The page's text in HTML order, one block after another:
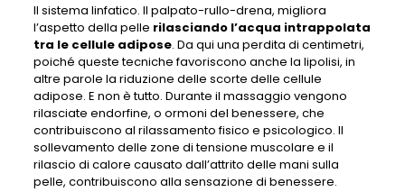
Il sistema linfatico. Il palpato-rullo-drena, migliora
l’aspetto della pelle rilasciando l’acqua intrappolata
tra le cellule adipose. Da qui una perdita di centimetri,
poiché queste tecniche favoriscono anche la lipolisi, in
altre parole la riduzione delle scorte delle cellule
adipose. E non è tutto. Durante il massaggio vengono
rilasciate endorfine, o ormoni del benessere, che
contribuiscono al rilassamento fisico e psicologico. Il
sollevamento delle zone di tensione muscolare e il
rilascio di calore causato dall’attrito delle mani sulla
pelle, contribuiscono alla sensazione di benessere.